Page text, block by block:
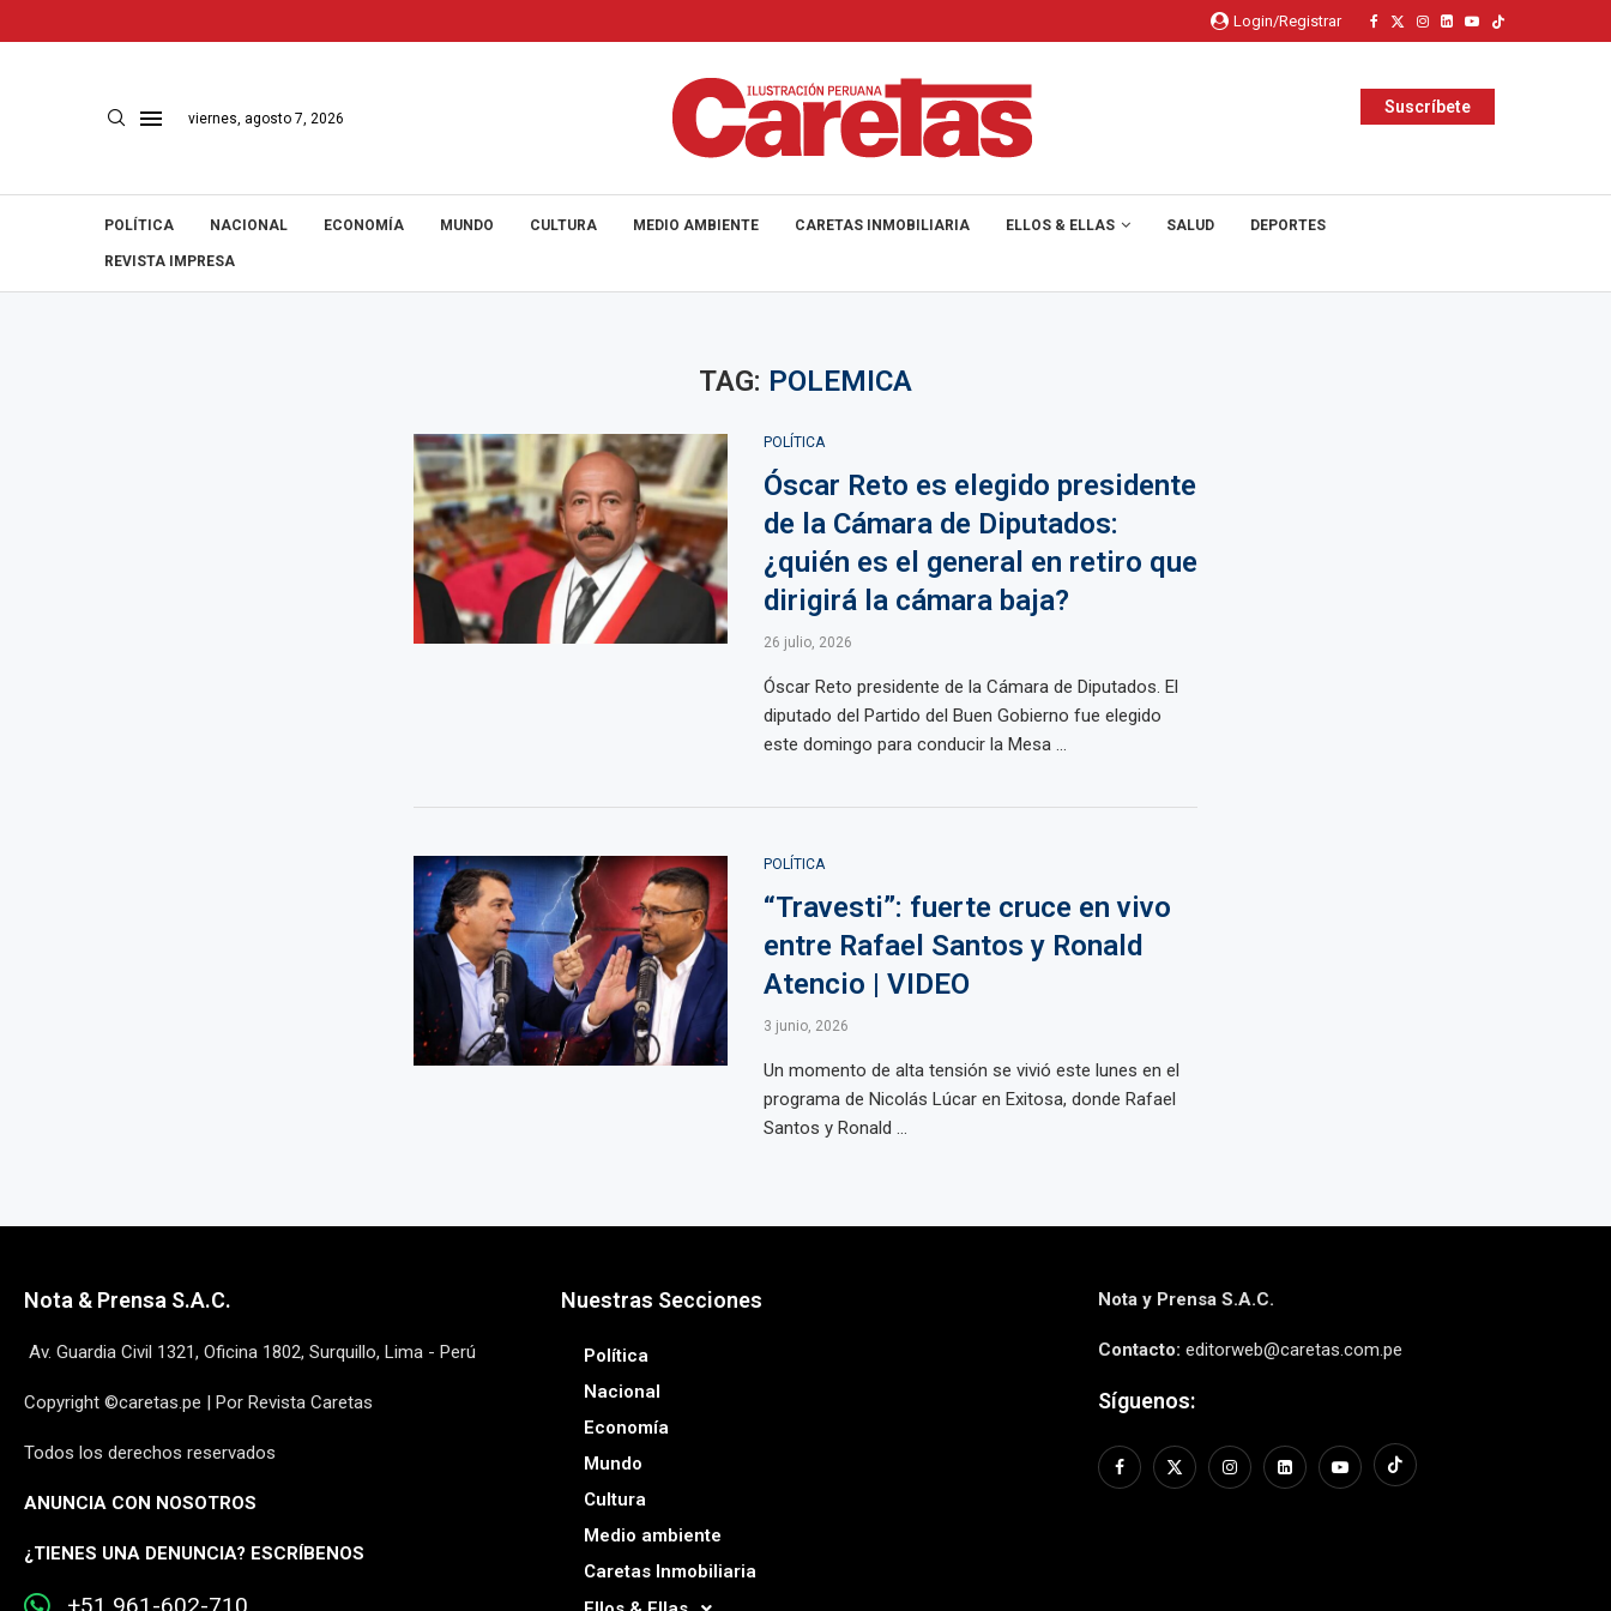
Login/Registrar
viernes, agosto 7, 2026
Suscríbete
POLÍTICA NACIONAL ECONOMÍA MUNDO CULTURA MEDIO AMBIENTE CARETAS INMOBILIARIA ELLOS & ELLAS SALUD DEPORTES
REVISTA IMPRESA
TAG: POLEMICA
POLÍTICA
Óscar Reto es elegido presidente
de la Cámara de Diputados:
¿quién es el general en retiro que
dirigirá la cámara baja?
26 julio, 2026
Óscar Reto presidente de la Cámara de Diputados. El
diputado del Partido del Buen Gobierno fue elegido
este domingo para conducir la Mesa ...
POLÍTICA
“Travesti”: fuerte cruce en vivo
entre Rafael Santos y Ronald
Atencio | VIDEO
3 junio, 2026
Un momento de alta tensión se vivió este lunes en el
programa de Nicolás Lúcar en Exitosa, donde Rafael
Santos y Ronald ...
Nota & Prensa S.A.C.
Av. Guardia Civil 1321, Oficina 1802, Surquillo, Lima - Perú
Copyright ©caretas.pe | Por Revista Caretas
Todos los derechos reservados
ANUNCIA CON NOSOTROS
¿TIENES UNA DENUNCIA? ESCRÍBENOS
Nuestras Secciones
Política
Nacional
Economía
Mundo
Cultura
Medio ambiente
Caretas Inmobiliaria
Nota y Prensa S.A.C.
Contacto: editorweb@caretas.com.pe
Síguenos: